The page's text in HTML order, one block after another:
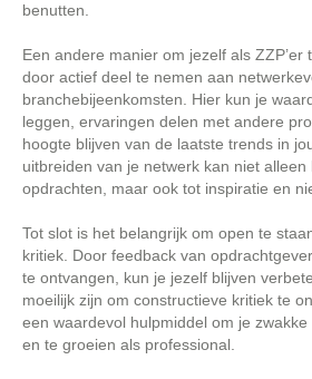
benutten.
Een andere manier om jezelf als ZZP’er
door actief deel te nemen aan
branchebijeenkomsten. Hier kun je
leggen, ervaringen delen met andere
hoogte blijven van de laatste trends in
uitbreiden van je netwerk kan niet alleen
opdrachten, maar ook tot inspiratie en
Tot slot is het belangrijk om open te
kritiek. Door feedback van
te ontvangen, kun je jezelf blijven
moeilijk zijn om constructieve kritiek te
een waardevol hulpmiddel om je
en te groeien als professional.